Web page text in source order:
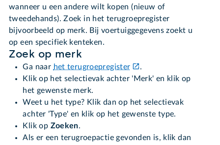
wanneer u een andere wilt kopen (nieuw of
tweedehands). Zoek in het terugroepregister
bijvoorbeeld op merk. Bij voertuiggegevens zoekt u
op een specifiek kenteken.
Zoek op merk
Ga naar het terugroepregister
.
Klik op het selectievak achter 'Merk' en klik op
het gewenste merk.
Weet u het type? Klik dan op het selectievak
achter 'Type' en klik op het gewenste type.
Klik op Zoeken.
Als er een terugroepactie gevonden is, klik dan